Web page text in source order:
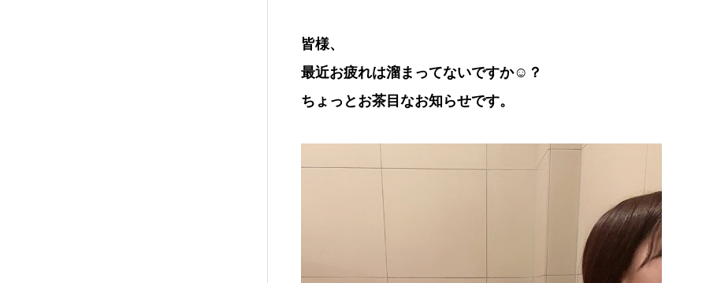
皆様、
最近お疲れは溜まってないですか☺️？
ちょっとお茶目なお知らせです。